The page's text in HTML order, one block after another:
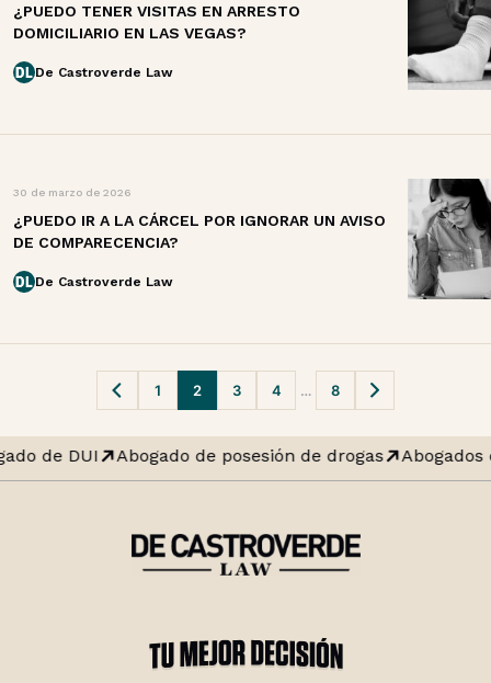
¿PUEDO TENER VISITAS EN ARRESTO
DOMICILIARIO EN LAS VEGAS?
De Castroverde Law
30 de marzo de 2026
¿PUEDO IR A LA CÁRCEL POR IGNORAR UN AVISO
DE COMPARECENCIA?
De Castroverde Law
Navegación
de
publicaciones
1 2 3 4 … 8
de DUI Abogado de posesión de drogas Abogados